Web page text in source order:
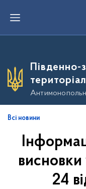
е
о
о
в
Південно-
Всі новини
24